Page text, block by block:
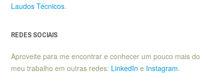
Laudos Técnicos.
REDES SOCIAIS
Aproveite para me encontrar e conhecer um pouco mais do
meu trabalho em outras redes: LinkedIn e Instagram.